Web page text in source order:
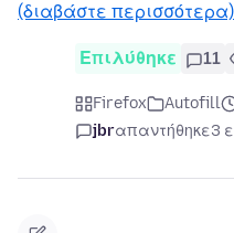
(διαβάστε περισσότερα)
Επιλύθηκε 11
Firefox Autofill
jbrαπαντήθηκε3